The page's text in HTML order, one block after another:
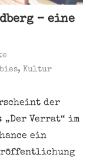
– eine
, Kultur
der
„Der Verrat“ im
ein